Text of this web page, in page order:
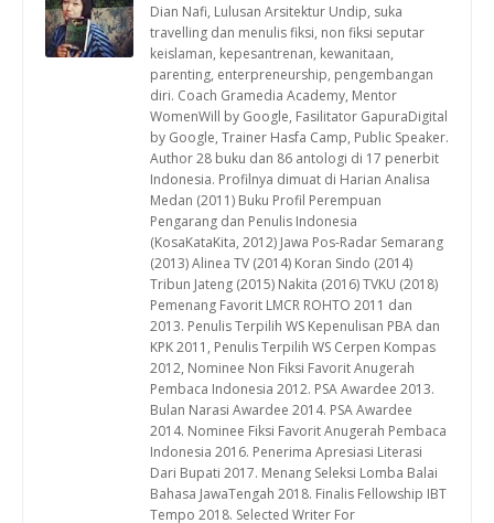
Dian Nafi, Lulusan Arsitektur Undip, suka
travelling dan menulis fiksi, non fiksi seputar
keislaman, kepesantrenan, kewanitaan,
parenting, enterpreneurship, pengembangan
diri. Coach Gramedia Academy, Mentor
WomenWill by Google, Fasilitator GapuraDigital
by Google, Trainer Hasfa Camp, Public Speaker.
Author 28 buku dan 86 antologi di 17 penerbit
Indonesia. Profilnya dimuat di Harian Analisa
Medan (2011) Buku Profil Perempuan
Pengarang dan Penulis Indonesia
(KosaKataKita, 2012) Jawa Pos-Radar Semarang
(2013) Alinea TV (2014) Koran Sindo (2014)
Tribun Jateng (2015) Nakita (2016) TVKU (2018)
Pemenang Favorit LMCR ROHTO 2011 dan
2013. Penulis Terpilih WS Kepenulisan PBA dan
KPK 2011, Penulis Terpilih WS Cerpen Kompas
2012, Nominee Non Fiksi Favorit Anugerah
Pembaca Indonesia 2012. PSA Awardee 2013.
Bulan Narasi Awardee 2014. PSA Awardee
2014. Nominee Fiksi Favorit Anugerah Pembaca
Indonesia 2016. Penerima Apresiasi Literasi
Dari Bupati 2017. Menang Seleksi Lomba Balai
Bahasa JawaTengah 2018. Finalis Fellowship IBT
Tempo 2018. Selected Writer For